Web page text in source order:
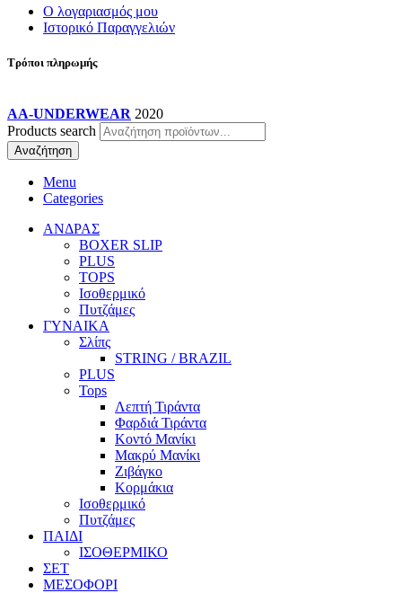
Ο λογαριασμός μου
Ιστορικό Παραγγελιών
Τρόποι πληρωμής
AA-UNDERWEAR 2020
Products search
Αναζήτηση
Menu
Categories
ΑΝΔΡΑΣ
BOXER SLIP
PLUS
TOPS
Ισοθερμικό
Πυτζάμες
ΓΥΝΑΙΚΑ
Σλίπς
STRING / BRAZIL
PLUS
Tops
Λεπτή Τιράντα
Φαρδιά Τιράντα
Κοντό Μανίκι
Μακρύ Μανίκι
Ζιβάγκο
Κορμάκια
Ισοθερμικό
Πυτζάμες
ΠΑΙΔΙ
ΙΣΟΘΕΡΜΙΚΟ
ΣΕΤ
ΜΕΣΟΦΟΡΙ